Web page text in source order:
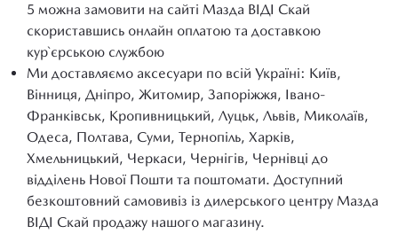
5 можна замовити на сайті Мазда ВІДІ Скай
скориставшись онлайн оплатою та доставкою
кур`єрською службою
Ми доставляємо аксесуари по всій Україні: Київ,
Вінниця, Дніпро, Житомир, Запоріжжя, Івано-
Франківськ, Кропивницький, Луцьк, Львів, Миколаїв,
Одеса, Полтава, Суми, Тернопіль, Харків,
Хмельницький, Черкаси, Чернігів, Чернівці до
відділень Нової Пошти та поштомати. Доступний
безкоштовний самовивіз із дилерського центру Мазда
ВІДІ Скай продажу нашого магазину.